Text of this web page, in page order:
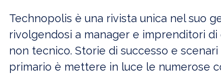
Technopolis è una rivista unica nel suo
rivolgendosi a manager e imprenditori
non tecnico. Storie di successo e
primario è mettere in luce le numerose